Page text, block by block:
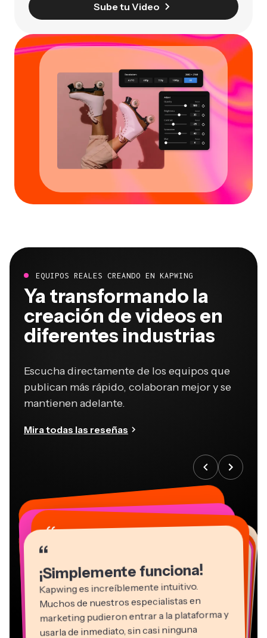
Sube tu Video
EQUIPOS REALES CREANDO EN KAPWING
Ya transformando la
creación de videos en
diferentes industrias
Escucha directamente de los equipos que
publican más rápido, colaboran mejor y se
mantienen adelante.
Mira todas las reseñas
“
¡Simplemente funciona!
Kapwing es increíblemente intuitivo.
Muchos de nuestros especialistas en
marketing pudieron entrar a la plataforma y
usarla de inmediato, sin casi ninguna
“
“
“
“
“
“
“